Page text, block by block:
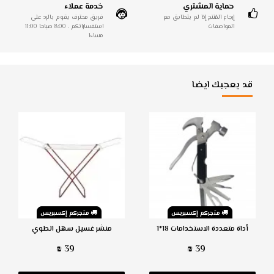
حماية المشتري
إرجاع المُنتج إذا لم يتطابق مع
المواصفات
خدمة عملاء
فريق محترف يقوم بالرد على
استفساراتكم . 8:00 صباحا 11:00
مساءا
قد يعجبك ايضا
متجركم إكسبريس
أداة متعددة الاستخدامات 18*1
39 ₪
متجركم إكسبريس
منشر غسيل سهل الطوي
39 ₪